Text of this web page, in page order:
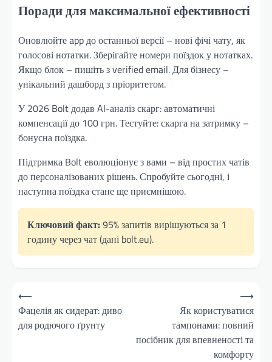
Поради для максимальної ефективності
Оновлюйте app до останньої версії – нові фічі чату, як
голосові нотатки. Зберігайте номери поїздок у нотатках.
Якщо блок – пишіть з verified email. Для бізнесу –
унікальний дашборд з пріоритетом.
У 2026 Bolt додав AI-аналіз скарг: автоматичні
компенсації до 100 грн. Тестуйте: скарга на затримку –
бонусна поїздка.
Підтримка Bolt еволюціонує з вами – від простих чатів
до персоналізованих рішень. Спробуйте сьогодні, і
наступна поїздка стане ще приємнішою.
Ключовий факт:95% запитів вирішуються за 1
годину через чат (дані bolt.eu).
Навігація
записів
⟵
Фацелія як сидерат: диво
для родючого ґрунту
Як користуватися
тампонами: повний
посібник для впевненості та
комфорту
⟶